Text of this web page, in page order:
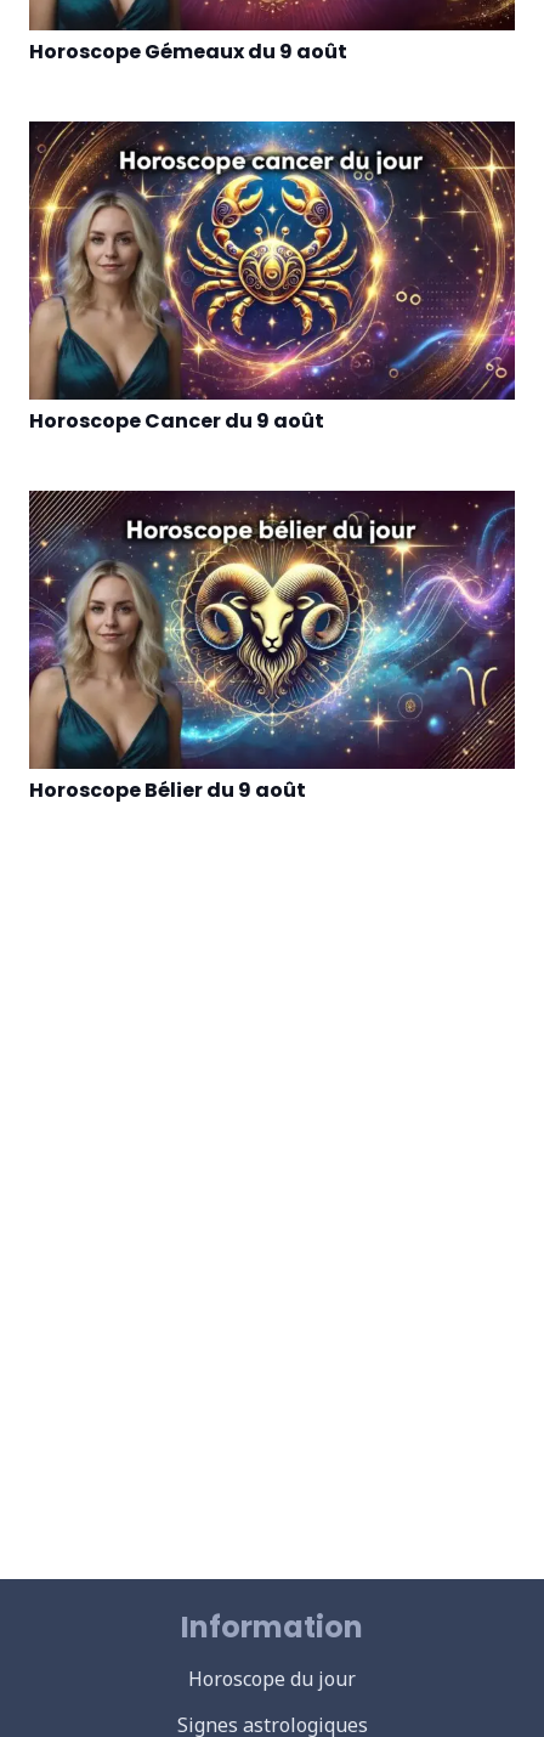
Horoscope Gémeaux du 9 août
Horoscope Cancer du 9 août
Horoscope Bélier du 9 août
Information
Horoscope du jour
Signes astrologiques